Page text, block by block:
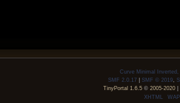
Curve Minimal
SMF 2.0.17 |SMF © 2019,
TinyPortal 1.6.5© 2005-2020|
XHTML